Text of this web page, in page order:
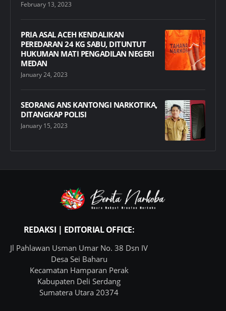
February 13, 2023
PRIA ASAL ACEH KENDALIKAN
PEREDARAN 24 KG SABU, DITUNTUT
HUKUMAN MATI PENGADILAN NEGERI
MEDAN
January 24, 2023
SEORANG ANS KANTONGI NARKOTIKA,
DITANGKAP POLISI
January 15, 2023
REDAKSI | EDITORIAL OFFICE:
Jl Pahlawan Usman Umar No. 38 Dsn IV
Desa Sei Baharu
Kecamatan Hamparan Perak
Kabupaten Deli Serdang
Sumatera Utara 20374